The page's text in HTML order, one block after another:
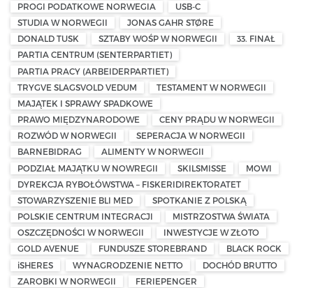
PROGI PODATKOWE NORWEGIA
USB-C
STUDIA W NORWEGII
JONAS GAHR STØRE
DONALD TUSK
SZTABY WOŚP W NORWEGII
33. FINAŁ
PARTIA CENTRUM (SENTERPARTIET)
PARTIA PRACY (ARBEIDERPARTIET)
TRYGVE SLAGSVOLD VEDUM
TESTAMENT W NORWEGII
MAJĄTEK I SPRAWY SPADKOWE
PRAWO MIĘDZYNARODOWE
CENY PRĄDU W NORWEGII
ROZWÓD W NORWEGII
SEPERACJA W NORWEGII
BARNEBIDRAG
ALIMENTY W NORWEGII
PODZIAŁ MAJĄTKU W NOWREGII
SKILSMISSE
MOWI
DYREKCJA RYBOŁÓWSTWA – FISKERIDIREKTORATET
STOWARZYSZENIE BLI MED
SPOTKANIE Z POLSKĄ
POLSKIE CENTRUM INTEGRACJI
MISTRZOSTWA ŚWIATA
OSZCZĘDNOŚCI W NORWEGII
INWESTYCJE W ZŁOTO
GOLD AVENUE
FUNDUSZE STOREBRAND
BLACK ROCK
iSHERES
WYNAGRODZENIE NETTO
DOCHÓD BRUTTO
ZAROBKI W NORWEGII
FERIEPENGER